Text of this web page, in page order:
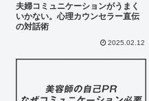
夫婦コミュニケーションがうまく
いかない。心理カウンセラー直伝
の対話術
2025.02.12